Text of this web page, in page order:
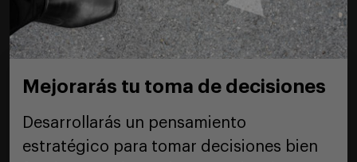
Mejorarás tu toma de decisiones
Desarrollarás un pensamiento
estratégico para tomar decisiones bien